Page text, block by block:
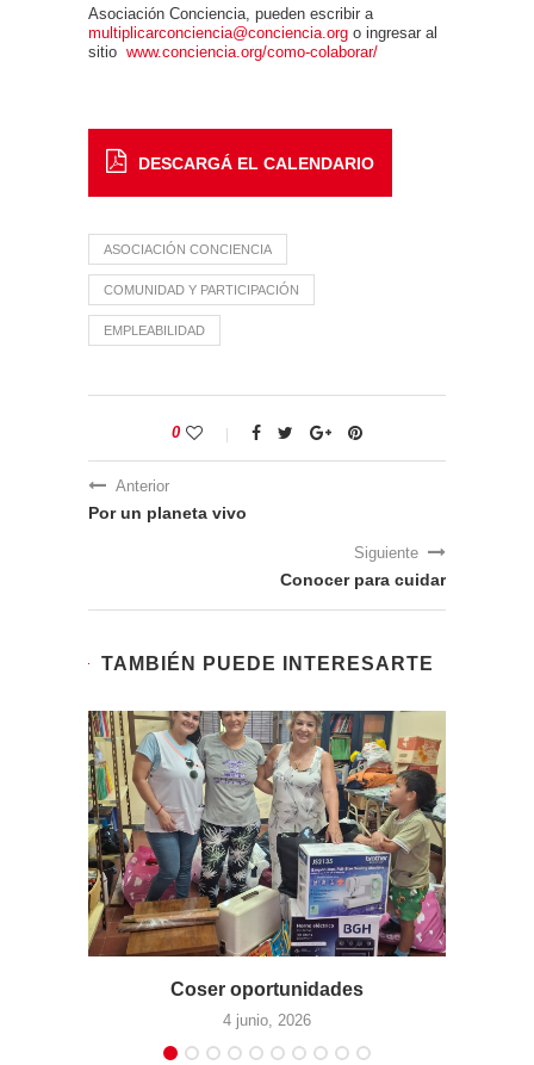
Asociación Conciencia, pueden escribir a
multiplicarconciencia@conciencia.org o ingresar al
sitio www.conciencia.org/como-colaborar/
DESCARGÁ EL CALENDARIO
ASOCIACIÓN CONCIENCIA
COMUNIDAD Y PARTICIPACIÓN
EMPLEABILIDAD
0
Anterior
Por un planeta vivo
Siguiente
Conocer para cuidar
TAMBIÉN PUEDE INTERESARTE
Soluciones inclusivas